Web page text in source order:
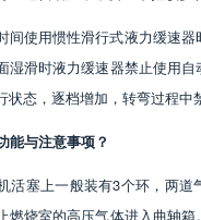
间使用惯性滑行式液力缓速
湿滑时液力缓速器禁止使用
状态，逐档增加，转弯过程中
能与注意事项？
活塞上一般装有3个环，两道
燃烧室的高压气体进入曲轴